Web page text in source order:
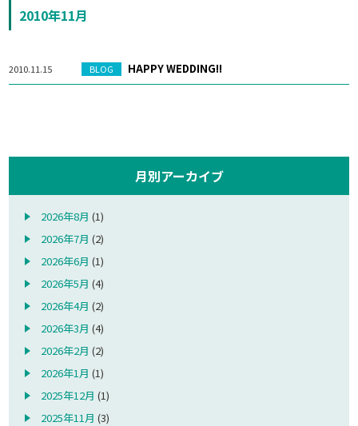
2010年11月
2010.11.15 BLOG HAPPY WEDDING!!
月別アーカイブ
2026年8月 (1)
2026年7月 (2)
2026年6月 (1)
2026年5月 (4)
2026年4月 (2)
2026年3月 (4)
2026年2月 (2)
2026年1月 (1)
2025年12月 (1)
2025年11月 (3)